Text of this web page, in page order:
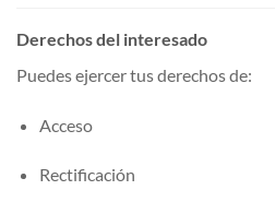
Derechos del interesado
Puedes ejercer tus derechos de:
Acceso
Rectificación